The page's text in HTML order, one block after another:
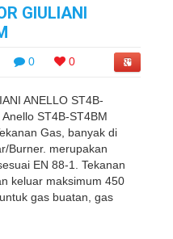
GIULIANI
0 0
ANELLO ST4B-
ST4B-ST4BM
Gas, banyak di
Burner. merupakan
EN 88-1. Tekanan
keluar maksimum 450
gas buatan, gas